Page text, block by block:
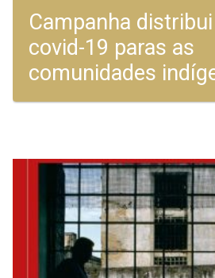
Campanha
covid-19 paras as
comunidades